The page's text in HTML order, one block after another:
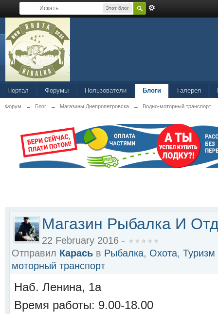
Этот блог
Портал Форумы Пользователи Блоги Галерея
Форум → Блог → Магазины Днепропетровска → Водно-моторный транспорт
Магазин Рыбалка И
22 February 2016 -
Отправил Карась в Рыбалка, Охота, Туризм
моторный транспорт
Наб. Ленина, 1а
Время работы: 9.00-18.00